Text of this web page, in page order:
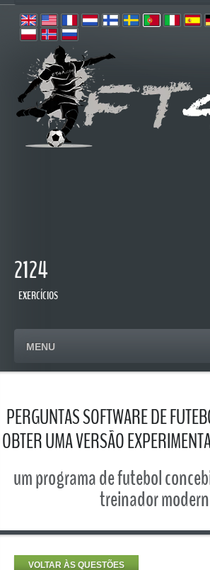
2124
EXERCÍCIOS
MENU
PERGUNTAS SOFTWARE DE
OBTER UMA VERSÃO
um programa de futebol
treinador
VOLTAR ÀS QUESTÕES